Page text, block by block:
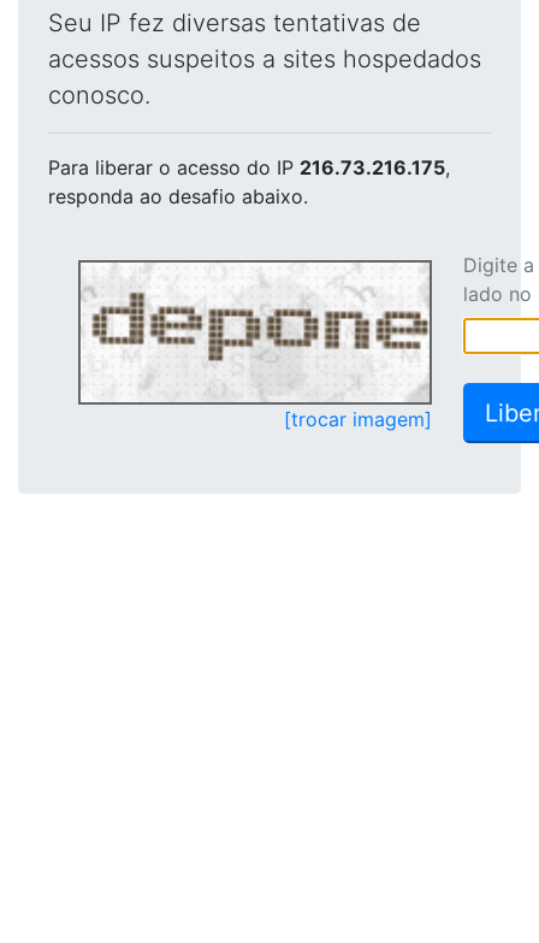
Seu IP fez diversas tentativas de
acessos suspeitos a sites hospedados
conosco.
Para liberar o acesso do IP 216.73.216.175,
responda ao desafio abaixo.
[trocar imagem]
Digite
lado no